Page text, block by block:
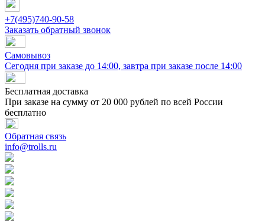
+7(495)740-90-58
Заказать обратный звонок
Самовывоз
Сегодня при заказе до 14:00, завтра при заказе после 14:00
Бесплатная доставка
При заказе на сумму от 20 000 рублей по всей России
бесплатно
Обратная связь
info@trolls.ru